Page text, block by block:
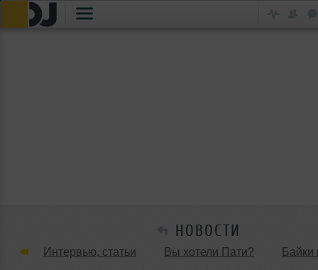
НОВОСТИ
Интервью, статьи Вы хотели Пати? Байки